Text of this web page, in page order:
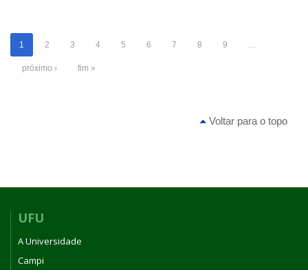
1 2 3 4 5 6 7 8 9 …
próximo › fim »
Voltar para o topo
UFU
A Universidade
Campi